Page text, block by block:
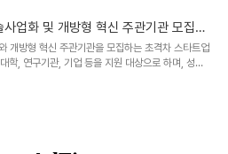
가 발표되며, 중요한 평가 기준은 수행기관, 사업
제한이 있는 점에 유의해야 한다. 2025년
CKL기업지원센터 입주기업 정기 모집 분류 모집공고 사업번호 3..
업화 및 개방형 혁신 주관기관 모집공
개방형 혁신 주관기관을 모집하는 초격차 스타트업
, 연구기관, 기업 등을 지원 대상으로 하며, 성과
여 가능합니다. 기업신용평가등급 B- 이상인 민간